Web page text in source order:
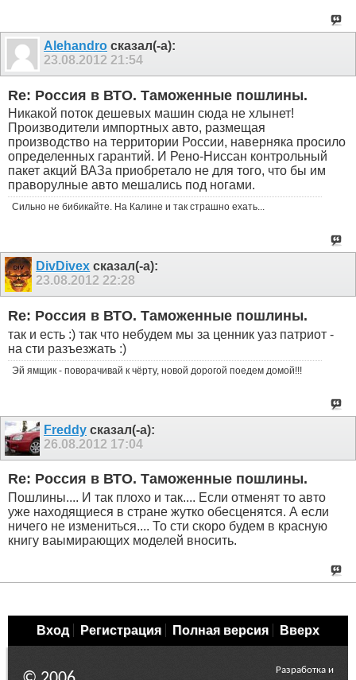
Alehandro сказал(-а):
23.08.2012 21:54
Re: Россия в ВТО. Таможенные пошлины.
Никакой поток дешевых машин сюда не хлынет!
Производители импортных авто, размещая
производство на территории России, наверняка просило
определенных гарантий. И Рено-Ниссан контрольный
пакет акций ВАЗа приобретало не для того, что бы им
праворулные авто мешались под ногами.
Сильно не бибикайте. На Калине и так страшно ехать...
DivDivex сказал(-а):
23.08.201222:28
Re: Россия в ВТО. Таможенные пошлины.
так и есть :) так что небудем мы за ценник уаз патриот -
на сти разъезжать :)
Эй ямщик - поворачивай к чёрту, новой дорогой поедем домой!!!
Freddy сказал(-а):
26.08.2012 17:04
Re: Россия в ВТО. Таможенные пошлины.
Пошлины.... И так плохо и так.... Если отменят то авто
уже находящиеся в стране жутко обесценятся. А если
ничего не измениться.... То сти скоро будем в красную
книгу ваымирающих моделей вносить.
Вход Регистрация Полная версия Вверх
Разработка и